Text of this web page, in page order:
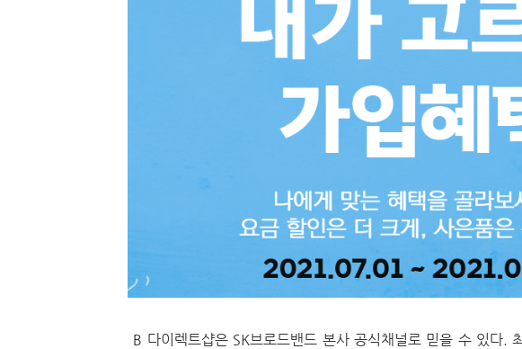
B 다이렉트샵은 SK브로드밴드 본사 공식채널로 믿을 수 있다.